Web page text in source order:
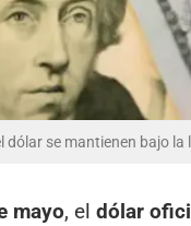
dólar se mantienen bajo la
mayo, el dólar